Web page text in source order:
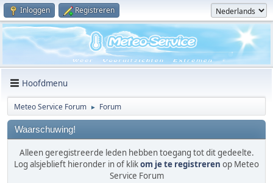
Inloggen Registreren
Hoofdmenu
Meteo Service Forum ► Forum
Waarschuwing!
Alleen geregistreerde leden hebben toegang tot dit gedeelte.
Log alsjeblieft hieronder in of klikom je te registreren op Meteo
Service Forum